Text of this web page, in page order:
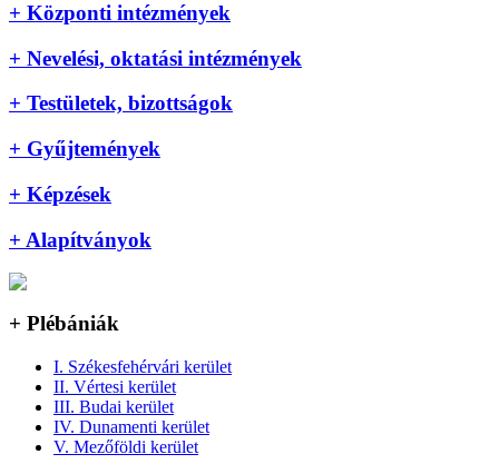
+ Központi intézmények
+ Nevelési, oktatási intézmények
+ Testületek, bizottságok
+ Gyűjtemények
+ Képzések
+ Alapítványok
+ Plébániák
I. Székesfehérvári kerület
II. Vértesi kerület
III. Budai kerület
IV. Dunamenti kerület
V. Mezőföldi kerület